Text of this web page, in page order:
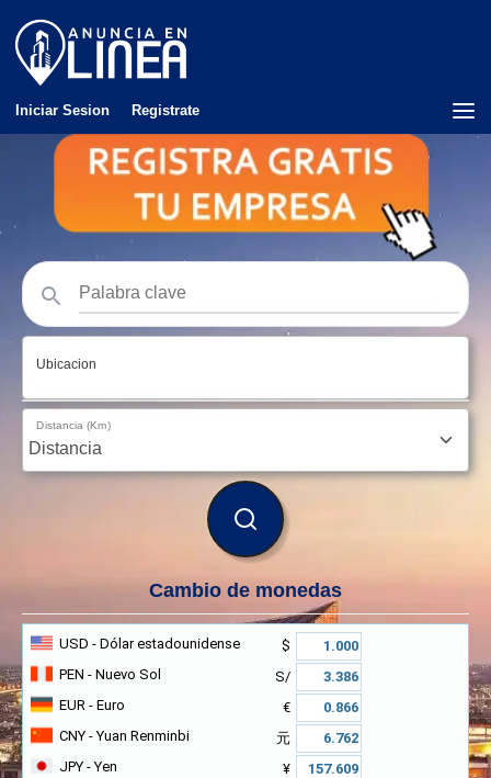
Iniciar Sesion Registrate
Ubicacion
Distancia (Km)
BUSCAR
Cambio de monedas
USD - Dólar estadounidense
$
PEN - Nuevo Sol
S/
EUR - Euro
€
CNY - Yuan Renminbi
元
JPY - Yen
¥